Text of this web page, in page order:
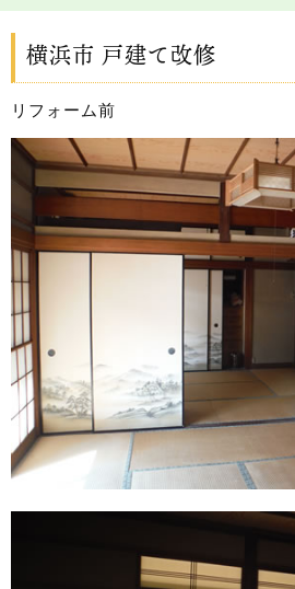
横浜市 戸建て改修
リフォーム前